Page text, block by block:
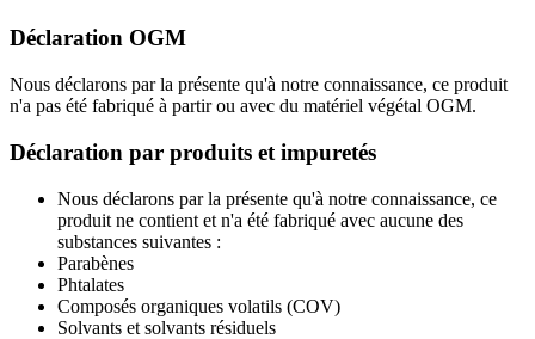
Déclaration OGM
Nous déclarons par la présente qu'à notre connaissance, ce produit
n'a pas été fabriqué à partir ou avec du matériel végétal OGM.
Déclaration par produits et impuretés
Nous déclarons par la présente qu'à notre connaissance, ce
produit ne contient et n'a été fabriqué avec aucune des
substances suivantes :
Parabènes
Phtalates
Composés organiques volatils (COV)
Solvants et solvants résiduels